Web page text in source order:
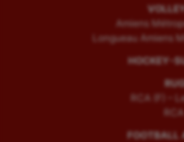
Amiens
Longueau Amiens
HOCKEY-
RCA (F) –
FOOTBALL